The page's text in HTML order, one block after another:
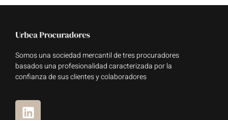
Somos una sociedad mercantil de tres procuradores
basados una profesionalidad caracterizada por la
confianza de sus clientes y colaboradores